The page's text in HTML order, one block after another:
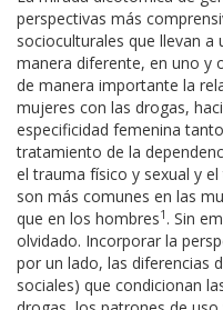
perspectivas más
socioculturales que llevan a
manera diferente, en uno y
de manera importante la
mujeres con las drogas,
especificidad femenina
tratamiento de la
el trauma físico y sexual y
son más comunes en las
que en los hombres1 . Sin
olvidado. Incorporar la
por un lado, las diferencias
sociales) que condicionan